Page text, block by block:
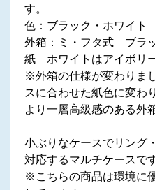
す。
色：ブラック・ホワイト
外箱：ミ・フタ式 ブラ
紙 ホワイトはアイボリ
※外箱の仕様が変わりま
スに合わせた紙色に変わ
より一層高級感のある外
小ぶりなケースでリング
対応するマルチケースです
※こちらの商品は環境に